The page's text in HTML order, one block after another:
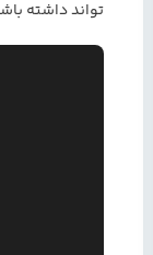
تواند داشته